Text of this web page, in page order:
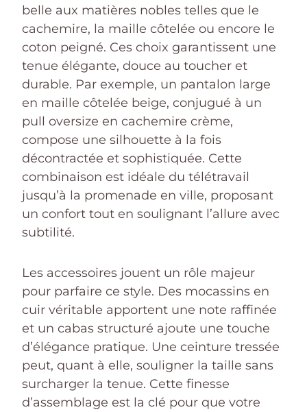
belle aux matières nobles telles que le
cachemire, la maille côtelée ou encore le
coton peigné. Ces choix garantissent une
tenue élégante, douce au toucher et
durable. Par exemple, un pantalon large
en maille côtelée beige, conjugué à un
pull oversize en cachemire crème,
compose une silhouette à la fois
décontractée et sophistiquée. Cette
combinaison est idéale du télétravail
jusqu’à la promenade en ville, proposant
un confort tout en soulignant l’allure avec
subtilité.
Les accessoires jouent un rôle majeur
pour parfaire ce style. Des mocassins en
cuir véritable apportent une note raffinée
et un cabas structuré ajoute une touche
d’élégance pratique. Une ceinture tressée
peut, quant à elle, souligner la taille sans
surcharger la tenue. Cette finesse
d’assemblage est la clé pour que votre